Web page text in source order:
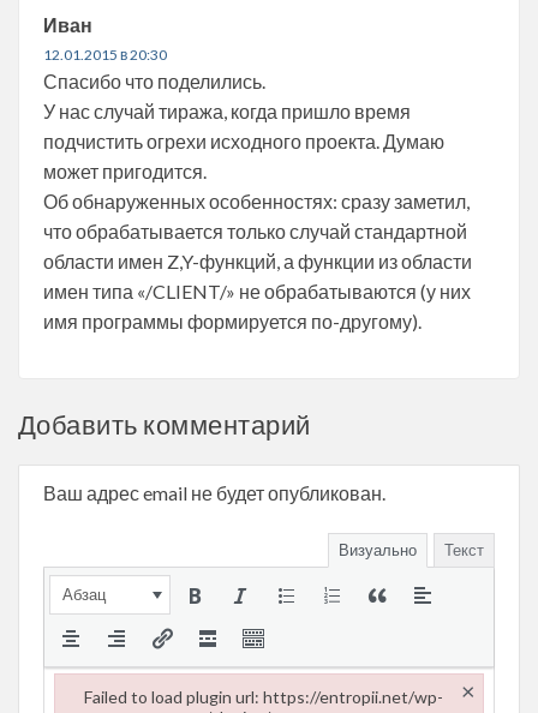
Иван
12.01.2015 в 20:30
Спасибо что поделились.
У нас случай тиража, когда пришло время
подчистить огрехи исходного проекта. Думаю
может пригодится.
Об обнаруженных особенностях: сразу заметил,
что обрабатывается только случай стандартной
области имен Z,Y-функций, а функции из области
имен типа «/CLIENT/» не обрабатываются (у них
имя программы формируется по-другому).
Добавить комментарий
Ваш адрес email не будет опубликован.
Визуально Текст
Абзац
Failed to load plugin url: https://entropii.net/wp-
×